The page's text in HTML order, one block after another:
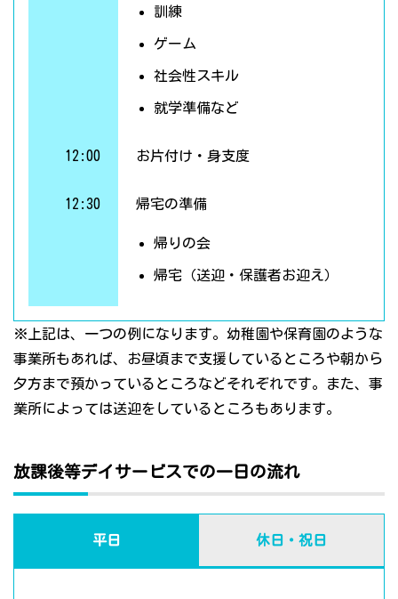
訓練
ゲーム
社会性スキル
就学準備など
12:00 お片付け・身支度
12:30 帰宅の準備
帰りの会
帰宅（送迎・保護者お迎え）
※上記は、一つの例になります。幼稚園や保育園のような
事業所もあれば、お昼頃まで支援しているところや朝から
夕方まで預かっているところなどそれぞれです。また、事
業所によっては送迎をしているところもあります。
放課後等デイサービスでの一日の流れ
平日 休日・祝日